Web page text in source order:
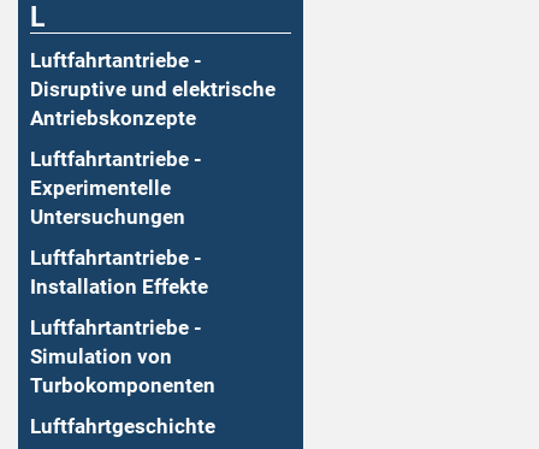
L
Luftfahrtantriebe -
Disruptive und elektrische
Antriebskonzepte
Luftfahrtantriebe -
Experimentelle
Untersuchungen
Luftfahrtantriebe -
Installation Effekte
Luftfahrtantriebe -
Simulation von
Turbokomponenten
Luftfahrtgeschichte